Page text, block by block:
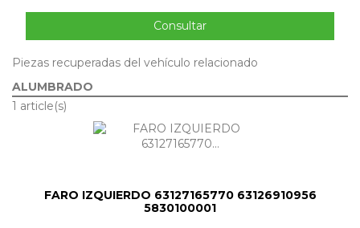
Consultar
Piezas recuperadas del vehículo relacionado
ALUMBRADO
1 article(s)
FARO IZQUIERDO 63127165770 63126910956
5830100001